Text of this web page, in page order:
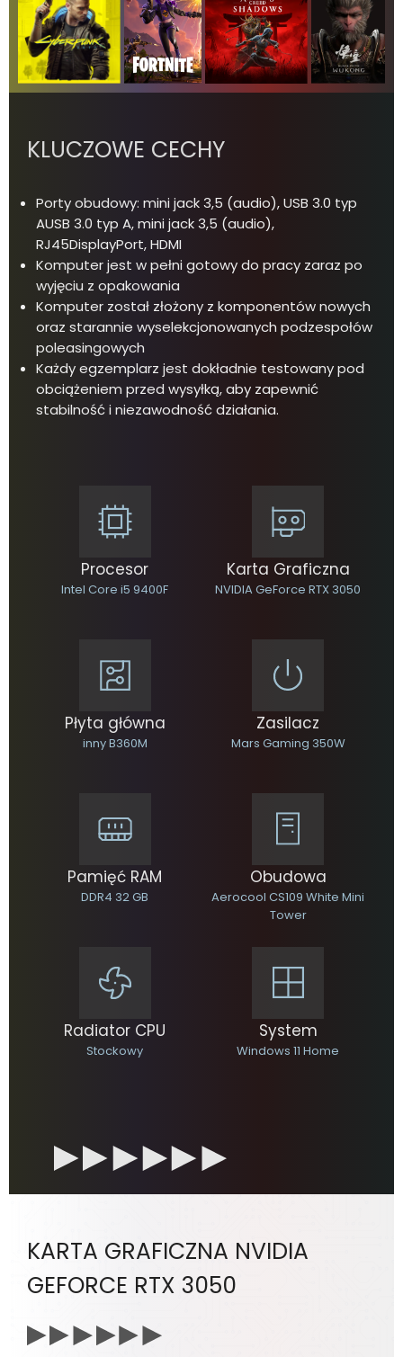
KLUCZOWE CECHY
Porty obudowy: mini jack 3,5 (audio), USB 3.0 typ
AUSB 3.0 typ A, mini jack 3,5 (audio),
RJ45DisplayPort, HDMI
Komputer jest w pełni gotowy do pracy zaraz po
wyjęciu z opakowania
Komputer został złożony z komponentów nowych
oraz starannie wyselekcjonowanych podzespołów
poleasingowych
Każdy egzemplarz jest dokładnie testowany pod
obciążeniem przed wysyłką, aby zapewnić
stabilność i niezawodność działania.
Procesor
Intel Core i5 9400F
Karta Graficzna
NVIDIA GeForce RTX 3050
Płyta główna
inny B360M
Zasilacz
Mars Gaming 350W
Pamięć RAM
DDR4 32 GB
Obudowa
Aerocool CS109 White Mini
Tower
Radiator CPU
Stockowy
System
Windows 11 Home
KARTA GRAFICZNA NVIDIA
GEFORCE RTX 3050